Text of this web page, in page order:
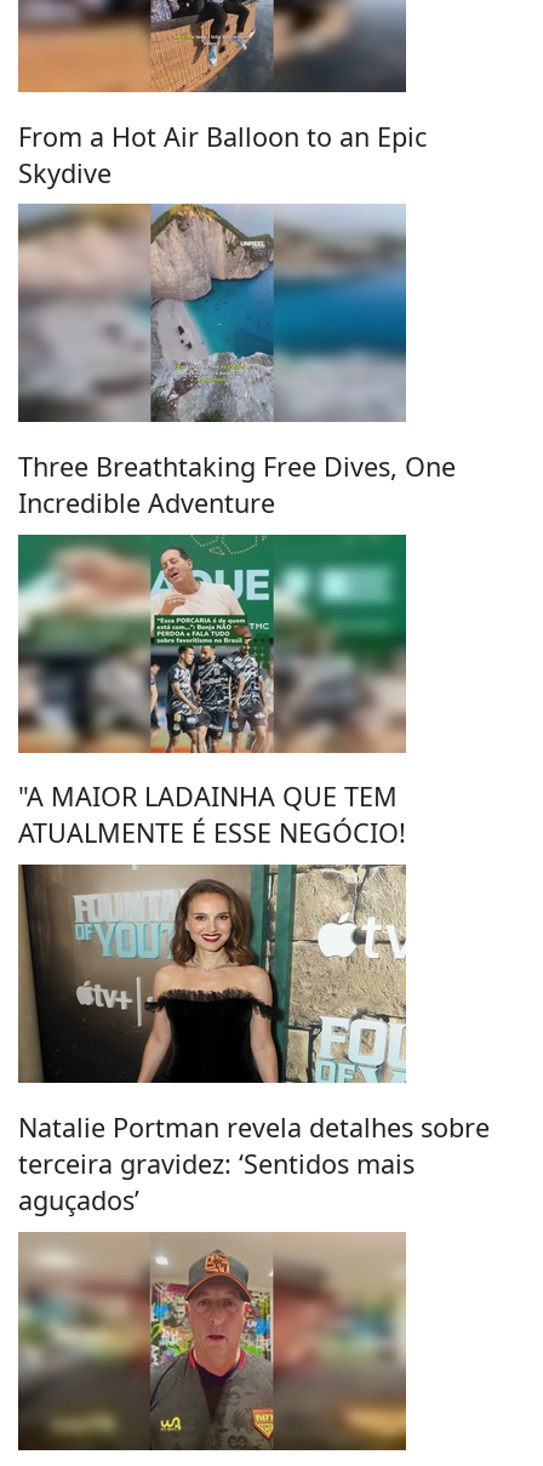
From a Hot Air Balloon to an Epic
Skydive
Three Breathtaking Free Dives, One
Incredible Adventure
"A MAIOR LADAINHA QUE TEM
ATUALMENTE É ESSE NEGÓCIO!
Natalie Portman revela detalhes sobre
terceira gravidez: ‘Sentidos mais
aguçados’